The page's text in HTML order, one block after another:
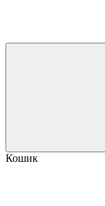
Кошик